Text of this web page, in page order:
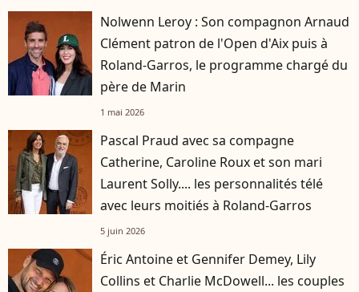
Nolwenn Leroy : Son compagnon Arnaud
Clément patron de l'Open d'Aix puis à
Roland-Garros, le programme chargé du
père de Marin
1 mai 2026
Pascal Praud avec sa compagne
Catherine, Caroline Roux et son mari
Laurent Solly.... les personnalités télé
avec leurs moitiés à Roland-Garros
5 juin 2026
Éric Antoine et Gennifer Demey, Lily
Collins et Charlie McDowell... les couples